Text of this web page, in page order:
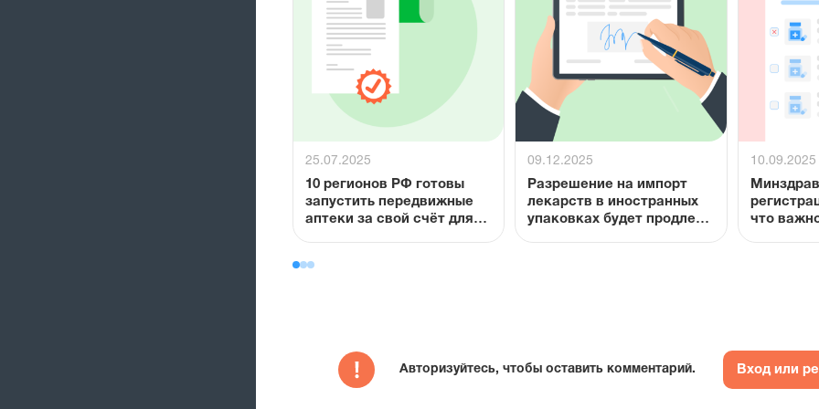
25.07.2025
10 регионов РФ готовы
запустить передвижные
аптеки за свой счёт для
населённых пунктах
09.12.2025
Разрешение на импорт
лекарств в иностранных
упаковках будет продлено
10.09.2025
что
Авторизуйтесь, чтобы оставить комментарий. Вход или